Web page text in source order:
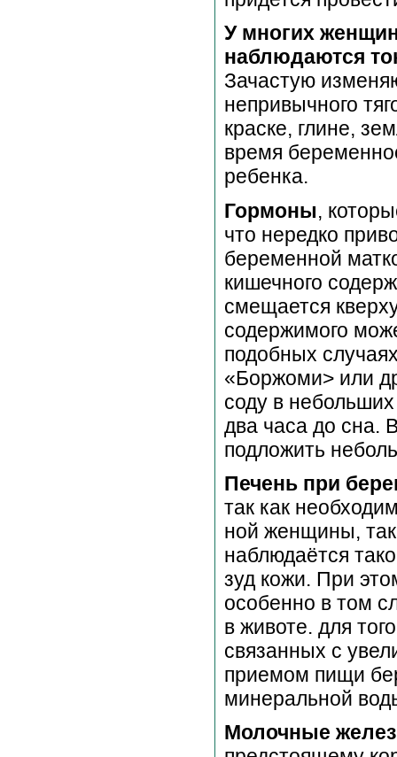
У многих
наблюдаются
Зачастую
непривычного
краске, глине,
время
ребенка.
Гормоны,
что нередко
беременной
кишечного
смещается
содержимого
подобных
«Боржоми> или
соду в
два часа до сна.
подложить
Печень при
так как
ной женщины,
наблюдаётся
зуд кожи. При
особенно в том
в животе. для
связанных с
приемом пищи
минеральной
Молочные